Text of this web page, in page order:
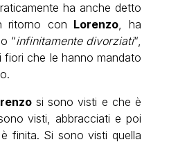
ha anche detto
ritorno con Lorenzo, ha
“infinitamente divorziati“,
che le hanno mandato
si sono visti e che è
visti, abbracciati e poi
finita. Si sono visti quella